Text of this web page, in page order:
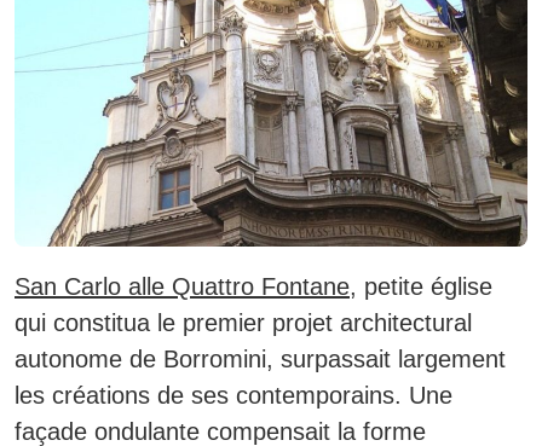
San Carlo alle Quattro Fontane, petite église
qui constitua le premier projet architectural
autonome de Borromini, surpassait largement
les créations de ses contemporains. Une
façade ondulante compensait la forme